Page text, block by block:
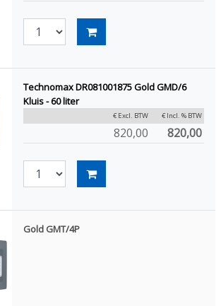
Technomax DR081001875 Gold GMD/6
Kluis - 60 liter
€ Excl. BTW € Incl. % BTW
820,00 820,00
Gold GMT/4P